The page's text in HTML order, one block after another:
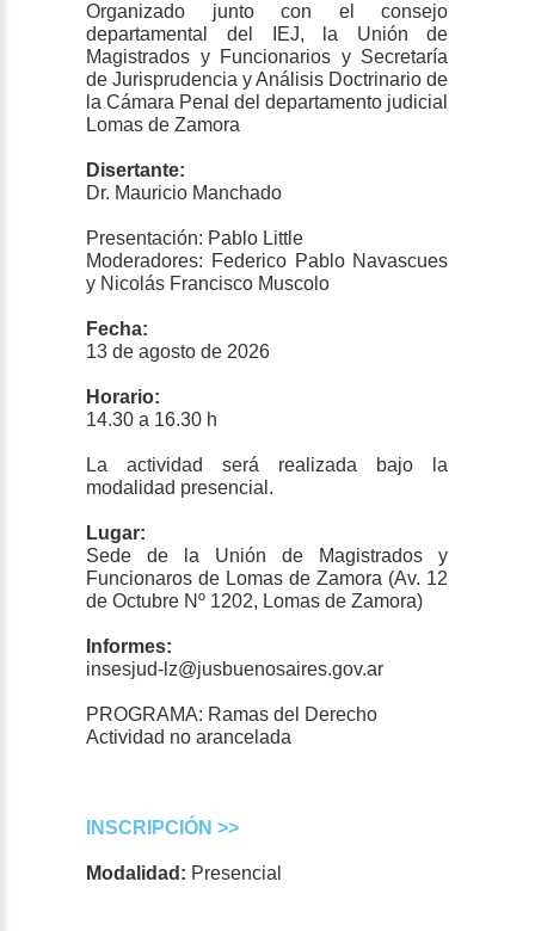
Organizado junto con el consejo
departamental del IEJ, la Unión de
Magistrados y Funcionarios y Secretaría
de Jurisprudencia y Análisis Doctrinario de
la Cámara Penal del departamento judicial
Lomas de Zamora
Disertante:
Dr. Mauricio Manchado
Presentación: Pablo Little
Moderadores: Federico Pablo Navascues
y Nicolás Francisco Muscolo
Fecha:
13 de agosto de 2026
Horario:
14.30 a 16.30 h
La actividad será realizada bajo la
modalidad presencial.
Lugar:
Sede de la Unión de Magistrados y
Funcionaros de Lomas de Zamora (Av. 12
de Octubre Nº 1202, Lomas de Zamora)
Informes:
insesjud-lz@jusbuenosaires.gov.ar
PROGRAMA: Ramas del Derecho
Actividad no arancelada
INSCRIPCIÓN >>
Modalidad: Presencial